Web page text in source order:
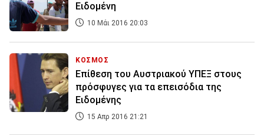
Ειδομένη
10 Μάι 2016 20:03
ΚΟΣΜΟΣ
Επίθεση του Αυστριακού ΥΠΕΞ στους
πρόσφυγες για τα επεισόδια της
Ειδομένης
15 Απρ 2016 21:21